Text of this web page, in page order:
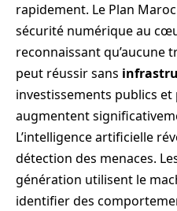
rapidement. Le Plan
sécurité numérique au
reconnaissant
peut réussir sans
investissements publics
augmentent
L’intelligence artificielle
détection des menaces.
génération utilisent le
identifier des